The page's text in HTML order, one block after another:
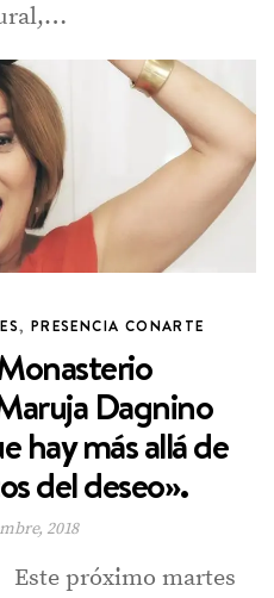
, PRESENCIA CONARTE
Dagnino
hay más allá de
del deseo».
2018
Este próximo martes